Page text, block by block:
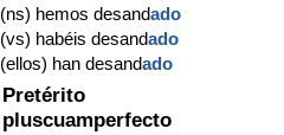
(ns) hemos desandado
(vs) habéis desandado
(ellos) han desandado
Pretérito
pluscuamperfecto